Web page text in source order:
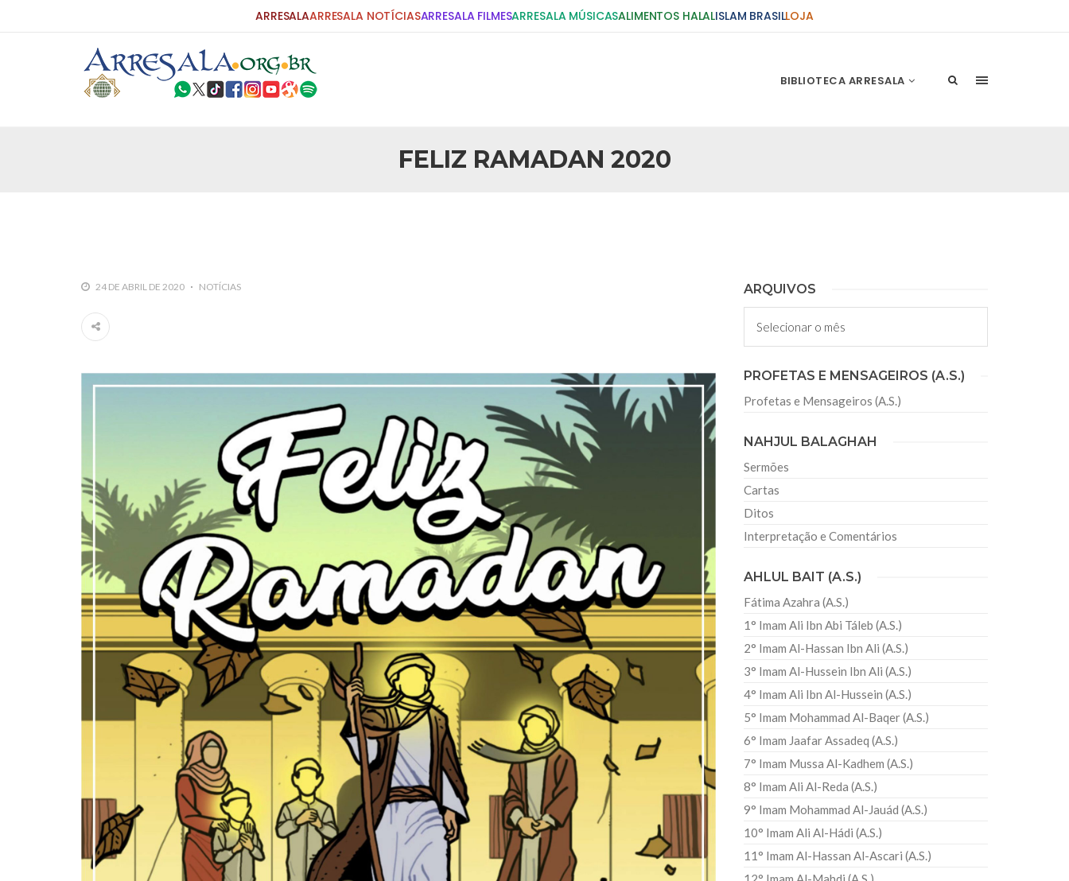
ARRESALAARRESALA NOTÍCIASARRESALA FILMESARRESALA MÚSICASALIMENTOS HALALISLAM BRASILLOJA
BIBLIOTECA ARRESALA
FELIZ RAMADAN 2020
Carta do Bispo da Flórida ao Presidente Bush
25 DE SETEMBRO DE 2010
Necessárias Considerações Sobre o Conflito
As Sementes da Miséria e do Terror Ano Novo Islâmico e Início de Muharam
Hejrita. Desejamos a todos os irmãos e irmãs um novo
Falecimento do Imam Ali Ibn Al-Hussein (A.S.)
Em nome de Deus, o Clemente, o Misericordioso! Diante da data em que
relembramos o martírio do quarto Imam dos muçulmanos, o Imam Ali Ibn Al-
Hussein Ibn Ali Ibn Abi Táleb (A.S.), conhecido por “Zein Al-Ábidin” (Formosura
3 DE JULHO DE 2014
Centro Islâmico no Brasil recebe o ex-ministro das
Relações Exteriores da República Islâmica do Irã
Na noite da quinta-feira, 03 de Abril, o Centro Islâmico no Brasil recebeu em sua
sede, em São Paulo, o ex-ministro das Relações Exteriores da República Islâmica
do Irã, Sr. Kamal Kharrazi, que encontra-se visitando
24 DE ABRIL DE 2020 NOTÍCIAS
ARQUIVOS
Arquivos
PROFETAS E MENSAGEIROS (A.S.)
Profetas e Mensageiros (A.S.)
NAHJUL BALAGHAH
Sermões
Cartas
Ditos
Interpretação e Comentários
AHLUL BAIT (A.S.)
Fátima Azahra (A.S.)
1° Imam Ali Ibn Abi Táleb (A.S.)
2° Imam Al-Hassan Ibn Ali (A.S.)
3° Imam Al-Hussein Ibn Ali (A.S.)
4° Imam Ali Ibn Al-Hussein (A.S.)
5° Imam Mohammad Al-Baqer (A.S.)
6° Imam Jaafar Assadeq (A.S.)
7° Imam Mussa Al-Kadhem (A.S.)
8° Imam Ali Al-Reda (A.S.)
9° Imam Mohammad Al-Jauád (A.S.)
10° Imam Ali Al-Hádi (A.S.)
11° Imam Al-Hassan Al-Ascari (A.S.)